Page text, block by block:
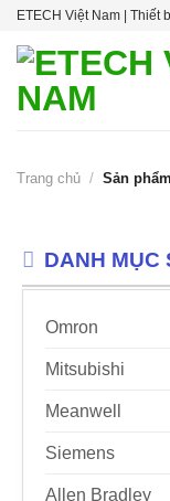
Skip
content
ETECH Việt Nam | Thiết
Trang chủ / Sản
DANH MỤC
Omron
Mitsubishi
Meanwell
Siemens
Allen Bradley